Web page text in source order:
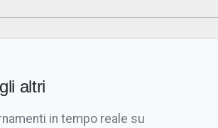
altri
in tempo reale su